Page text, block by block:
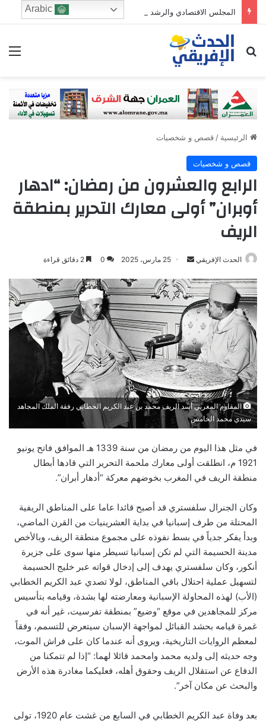
المجلس الاقتصادي والرشد الرقمي: من يحرس الطفولة في زمن الخوارزميات؟
ابحث عن
الرئيسية /قصص و شخصيات
قصص و شخصيات
الرابع والعشرون من رمضان: “ادهار
أوبران” أولى معارك التحرير بمنطقة
الريف
الحدث الإفريقي
Send
email
25 مارس، 2025 0
المقاوم المغربي أسد الريف محمد بن عبد الكريم الخطابي رفقة الملك المجاهد
سيدي محمد الخامس
في مثل هذا اليوم من رمضان من سنة 1339 هـ الموافق فاتح يونيو
1921 م، انطلقت أولى معارك ملحمة التحرير التي قادها أبطال
منطقة الريف في المغرب بخوضهم معركة “أدهار أبران”.
وكان الجنرال سلفستري قد أصبح قائدا عاما على المناطق الريفية
المحتلة من طرف إسبانيا في بداية العشرينيات من القرن الماضي،
وبدأ يفكر جدياً في بسط نفوذه على مجموع منطقة الريف، وبالأخص
مدينة الحسيمة التي لم تكن إسبانيا تسيطر منها سوى على جزيرة
أنكور، وكان سلفستري يهدف إلى إدخال قواته عبر خليج الحسيمة
لتسهيل عملية احتلال باقي المناطق، لولا تصدي عبد الكريم الخطابي
(الأب) لهذه المحاولة الإسبانية ومعارضته لها بشدة، وقيامه بتأسيس
مركز للمجاهدين في موقع “وضيع” بمنطقة تفرسيت، غير أنه في
غمرة قيامه بحشد القبائل لمواجهة الإسبان سيتعرض للتسمم، وفقاً
لمعظم الروايات التاريخية، ويروى أنه عندما كان على فراش الموت،
وجه حديثه إلى ولديه محمد وامحمد قائلا لهما: “إذا لم تتمكنا من
الدفاع عن استقلال الريف وحقوق أهله، فعليكما مغادرة هذه الأرض
والبحث عن مكان آخر”.
بعد وفاة عبد الكريم الخطابي في السابع من غشت عام 1920، تولى
Arabic